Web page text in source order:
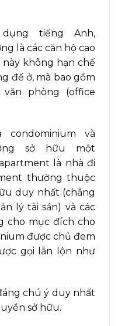
tiếng Anh,
là các căn hộ cao
này không hạn chế
để ở, mà bao gồm
phòng (office
và
sở hữu một
là nhà đi
thường thuộc
duy nhất (chẳng
lý tài sản) và các
cho mục đích cho
được chủ đem
gọi lẫn lộn như
chú ý duy nhất
sở hữu.